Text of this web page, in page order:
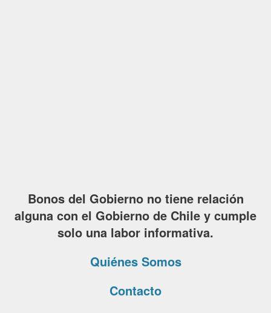
Bonos del Gobierno no tiene relación
alguna con el Gobierno de Chile y cumple
solo una labor informativa.
Quiénes Somos
Contacto